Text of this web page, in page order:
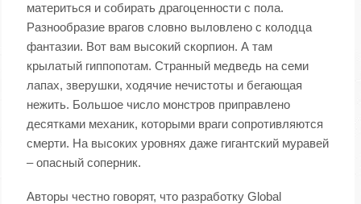
материться и собирать драгоценности с пола.
Разнообразие врагов словно выловлено с колодца
фантазии. Вот вам высокий скорпион. А там
крылатый гиппопотам. Странный медведь на семи
лапах, зверушки, ходячие нечистоты и бегающая
нежить. Большое число монстров приправлено
десятками механик, которыми враги сопротивляются
смерти. На высоких уровнях даже гигантский муравей
– опасный соперник.
Авторы честно говорят, что разработку Global